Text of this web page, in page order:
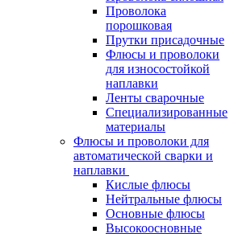
Проволока
порошковая
Прутки присадочные
Флюсы и проволоки
для износостойкой
наплавки
Ленты сварочные
Специализированные
материалы
Флюсы и проволоки для
автоматической сварки и
наплавки
Кислые флюсы
Нейтральные флюсы
Основные флюсы
Высокоосновные